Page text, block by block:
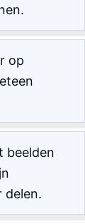
op
beelden
delen.